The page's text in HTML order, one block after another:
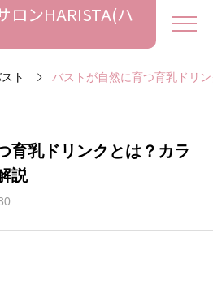
ロンHARISTA(ハ
ト バストが自然に育つ育乳ドリ
育乳ドリンクとは？カラ
説